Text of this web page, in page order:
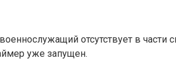
отсутствует в
уже запущен.